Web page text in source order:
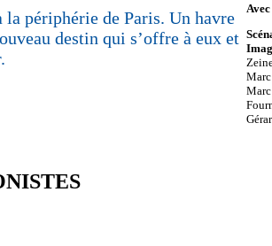
périphérie de Paris. Un havre
destin qui s’offre à eux et
Avec